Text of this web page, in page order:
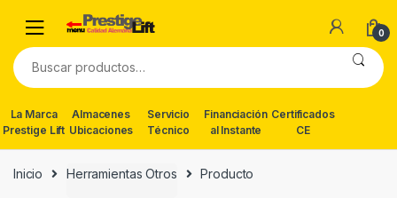
navigation
content
0
Buscar
por:
La Marca
Prestige Lift
Almacenes
Ubicaciones
Servicio
Técnico
Financiación
al Instante
Certificados
CE
Inicio Herramientas Otros Producto